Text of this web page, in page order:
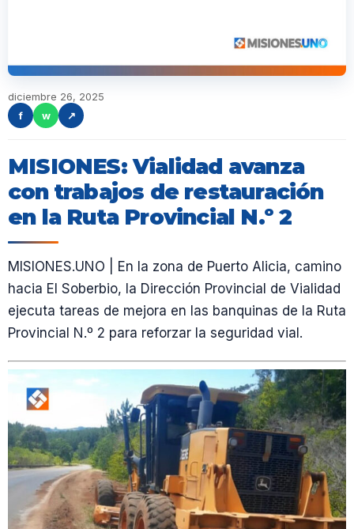
diciembre 26, 2025
f
w ↗
MISIONES: Vialidad avanza
con trabajos de restauración
en la Ruta Provincial N.º 2
MISIONES.UNO | En la zona de Puerto Alicia, camino
hacia El Soberbio, la Dirección Provincial de Vialidad
ejecuta tareas de mejora en las banquinas de la Ruta
Provincial N.º 2 para reforzar la seguridad vial.